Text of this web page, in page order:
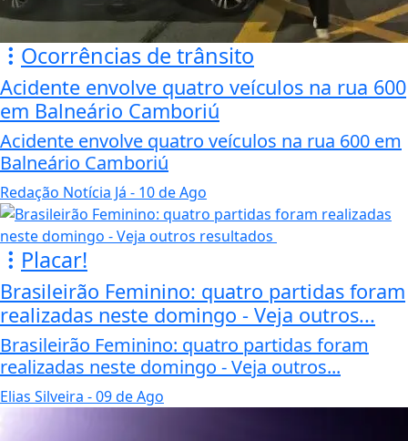
Ocorrências de trânsito
Acidente envolve quatro veículos na rua 600
em Balneário Camboriú
Acidente envolve quatro veículos na rua 600 em
Balneário Camboriú
Redação Notícia Já - 10 de Ago
Placar!
Brasileirão Feminino: quatro partidas foram
realizadas neste domingo - Veja outros...
Brasileirão Feminino: quatro partidas foram
realizadas neste domingo - Veja outros...
Elias Silveira - 09 de Ago